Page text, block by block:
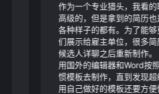
作为一个专业猎头，我看
高级的，但是拿到的简历
各种样子的都有。为了能
们展示给雇主单位，很多
候选人详聊之后重新制作
用国外的编辑器和Word按
惯模板去制作，直到发现
用自己做好的模板还要方